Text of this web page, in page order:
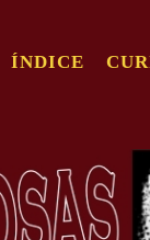
ÍNDICE